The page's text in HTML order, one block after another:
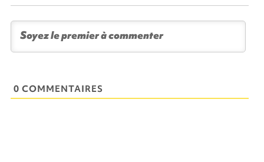
0 COMMENTAIRES